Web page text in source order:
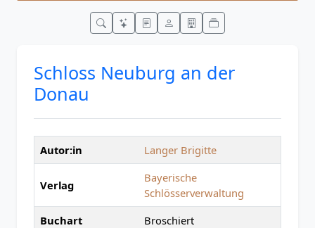
Schloss Neuburg an der
Donau
Autor:in Langer Brigitte
Verlag
Bayerische
Schlösserverwaltung
Buchart
Broschiert